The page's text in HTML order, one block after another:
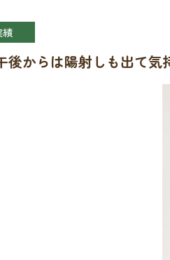
績
後からは陽射しも出て気